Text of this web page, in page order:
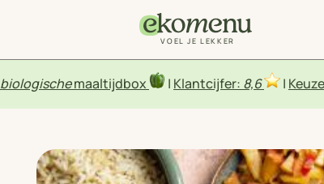
VOEL JE LEKKER
biologischemaaltijdbox | Klantcijfer: 8,6 |